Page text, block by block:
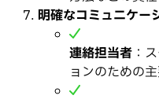
明確なコミュニケー
連絡担当者 ：
ョンのための